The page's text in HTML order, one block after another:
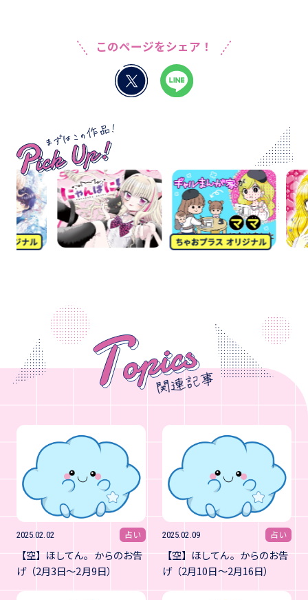
このページをシェア！
2025.02.02 占い
【空】ほしてん。からのお告
げ（2月3日～2月9日）
2025.02.09 占い
【空】ほしてん。からのお告
げ（2月10日～2月16日）